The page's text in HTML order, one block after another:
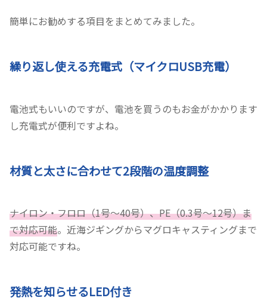
簡単にお勧めする項目をまとめてみました。
繰り返し使える充電式（マイクロUSB充電）
電池式もいいのですが、電池を買うのもお金がかかります
し充電式が便利ですよね。
材質と太さに合わせて2段階の温度調整
ナイロン・フロロ（1号〜40号）、PE（0.3号～12号）ま
で対応可能。近海ジギングからマグロキャスティングまで
対応可能ですね。
発熱を知らせるLED付き